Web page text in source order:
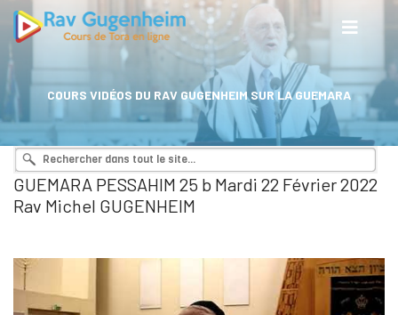
COURS VIDÉOS DU RAV GUGENHEIM SUR LA GUEMARA
GUEMARA PESSAHIM 25 b Mardi 22 Février 2022
Rav Michel GUGENHEIM